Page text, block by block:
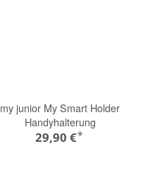
my junior My Smart Holder
Handyhalterung
29,90 €*